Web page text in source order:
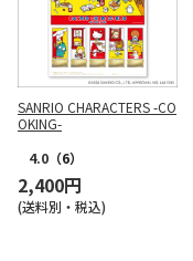
SANRIO CHARACTERS -CO
OKING-
4.0 （6）
2,400円
(送料別・税込)